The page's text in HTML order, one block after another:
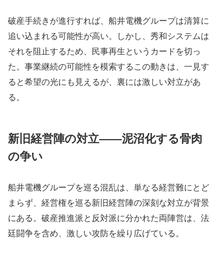
破産手続きが進行すれば、船井電機グループは清算に
追い込まれる可能性が高い。しかし、秀和システムは
それを阻止するため、民事再生というカードを切っ
た。事業継続の可能性を模索するこの動きは、一見す
ると希望の光にも見えるが、裏には激しい対立があ
る。
新旧経営陣の対立――泥沼化する骨肉
の争い
船井電機グループを巡る混乱は、単なる経営難にとど
まらず、経営権を巡る新旧経営陣の深刻な対立が背景
にある。破産推進派と反対派に分かれた両陣営は、法
廷闘争を含め、激しい攻防を繰り広げている。